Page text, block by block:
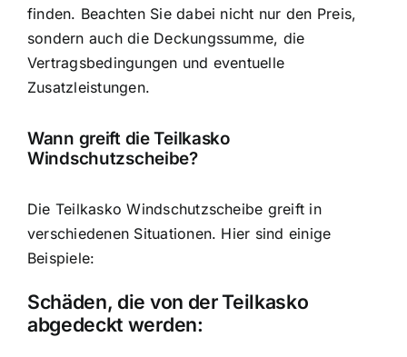
finden. Beachten Sie dabei nicht nur den Preis,
sondern auch die Deckungssumme, die
Vertragsbedingungen und eventuelle
Zusatzleistungen.
Wann greift die Teilkasko
Windschutzscheibe?
Die Teilkasko Windschutzscheibe greift in
verschiedenen Situationen. Hier sind einige
Beispiele:
Schäden, die von der Teilkasko
abgedeckt werden: